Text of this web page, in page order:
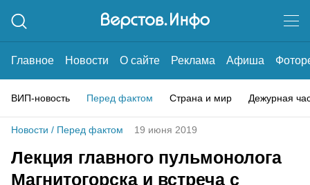
Главное Новости О сайте Реклама Афиша
ВИП-новость Перед фактом Страна и мир Дежурная
Новости / Перед фактом 19 июня 2019
Лекция главного пульмонолога
Магнитогорска и встреча с